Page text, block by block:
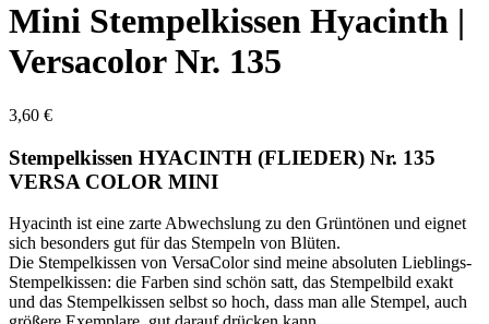
Mini Stempelkissen Hyacinth |
Versacolor Nr. 135
3,60 €
Stempelkissen HYACINTH (FLIEDER) Nr. 135
VERSA COLOR MINI
Hyacinth ist eine zarte Abwechslung zu den Grüntönen und eignet
sich besonders gut für das Stempeln von Blüten.
Die Stempelkissen von VersaColor sind meine absoluten Lieblings-
Stempelkissen: die Farben sind schön satt, das Stempelbild exakt
und das Stempelkissen selbst so hoch, dass man alle Stempel, auch